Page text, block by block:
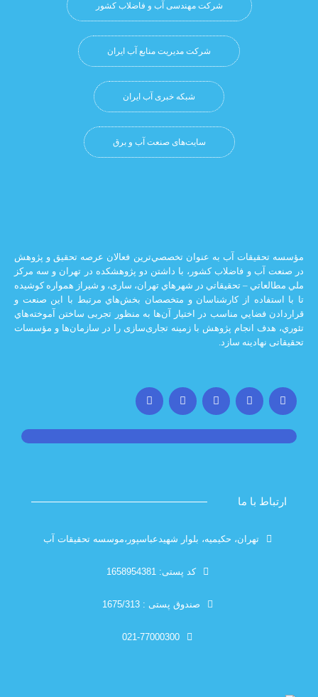
شرکت مهندسی آب و فاضلاب کشور
شرکت مدیریت منابع آب ایران
شبکه خبری آب ایران
سایت‌های صنعت آب و برق
آب به عنوان تخصصي‌ترين فعالان عرصه تحقيق و پژوهش
و فاضلاب كشور، با داشتن دو پژوهشكده در تهران و سه مركز
– تحقيقاتي در شهرهاي تهران،‌ ساری، و شيراز‌ همواره كوشيده
از كارشناسان و متخصصان بخش‌هاي مرتبط با اين صنعت و
مناسب در اختيار آن‌ها به منظور تجربی ساختن آموخته‌هاي
انجام پژوهش با زمينه تجاری‌سازی را در سازمان‌ها و مؤسسات
سازد.
تهران، حکیمیه، بلوار شهیدعباسپور،موسسه تحقیقات آب
صندوق پستی : 1675/313
021-77000300